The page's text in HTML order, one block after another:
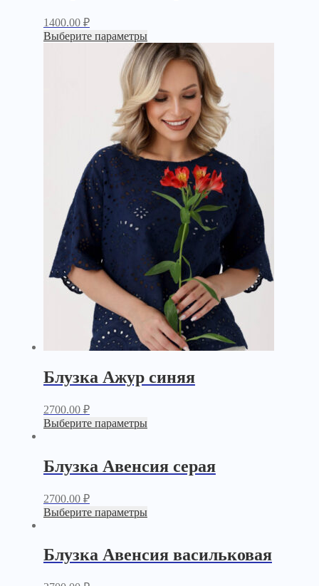
1400.00 ₽
Выберите параметры
Блузка Ажур синяя
2700.00 ₽
Выберите параметры
Блузка Авенсия серая
2700.00 ₽
Выберите параметры
Блузка Авенсия васильковая